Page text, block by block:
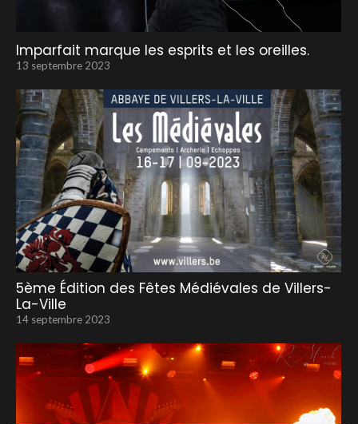
Imparfait marque les esprits et les oreilles.
13 septembre 2023
5ème Édition des Fêtes Médiévales de Villers-
La-Ville
14 septembre 2023